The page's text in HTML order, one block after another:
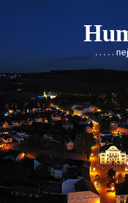
Skip
to
content
. . . . .